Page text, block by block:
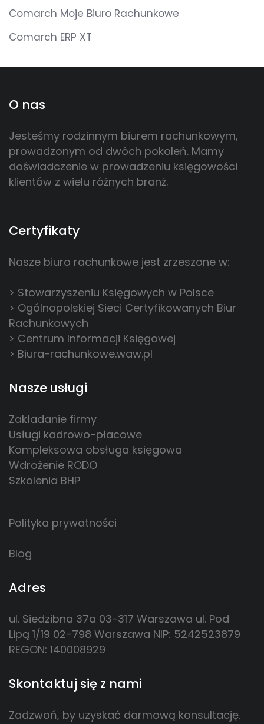
Comarch Moje Biuro Rachunkowe
Comarch ERP XT
O nas
Jesteśmy rodzinnym biurem rachunkowym,
prowadzonym od dwóch pokoleń. Mamy
doświadczenie w prowadzeniu księgowości
klientów z wielu różnych branż.
Certyfikaty
Nasze biuro rachunkowe jest zrzeszone w:
> Stowarzyszeniu Księgowych w Polsce
> Ogólnopolskiej Sieci Certyfikowanych Biur
Rachunkowych
> Centrum Informacji Księgowej
> Biura-rachunkowe.waw.pl
Nasze usługi
Zakładanie firmy
Usługi kadrowo-płacowe
Kompleksowa obsługa księgowa
Wdrożenie RODO
Szkolenia BHP
Polityka prywatności
Blog
Adres
ul. Siedzibna 37a 03-317 Warszawa ul. Pod
Lipą 1/19 02-798 Warszawa NIP: 5242523879
REGON: 140008929
Skontaktuj się z nami
Zadzwoń, by uzyskać darmową konsultację.